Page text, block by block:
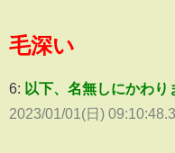
毛深い
6: 以下、名無しにかわ
2023/01/01(日)